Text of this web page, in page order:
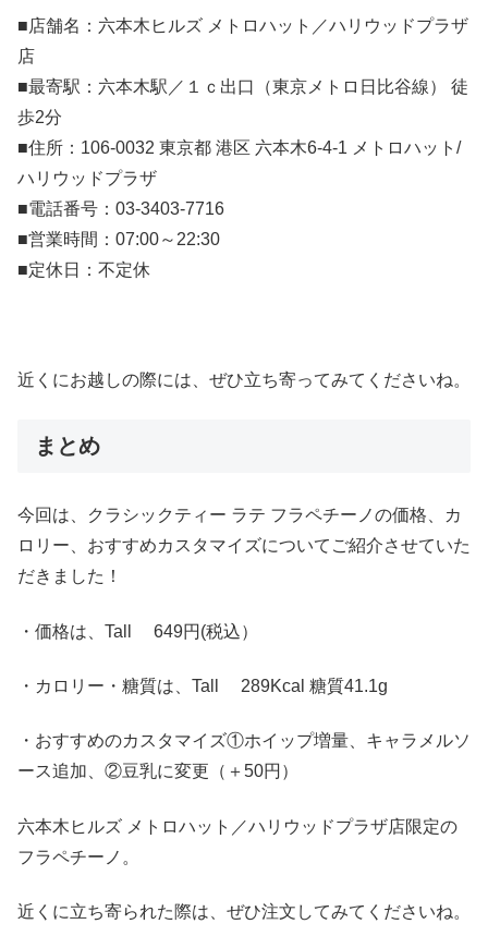
■店舗名：六本木ヒルズ メトロハット／ハリウッドプラザ
店
■最寄駅：六本木駅／１ｃ出口（東京メトロ日比谷線） 徒
歩2分
■住所：106-0032 東京都 港区 六本木6-4-1 メトロハット/
ハリウッドプラザ
■電話番号：03-3403-7716
■営業時間：07:00～22:30
■定休日：不定休
近くにお越しの際には、ぜひ立ち寄ってみてくださいね。
まとめ
今回は、クラシックティー ラテ フラペチーノの価格、カ
ロリー、おすすめカスタマイズについてご紹介させていた
だきました！
・価格は、Tall 649円(税込）
・カロリー・糖質は、Tall 289Kcal 糖質41.1g
・おすすめのカスタマイズ①ホイップ増量、キャラメルソ
ース追加、②豆乳に変更（＋50円）
六本木ヒルズ メトロハット／ハリウッドプラザ店限定の
フラペチーノ。
近くに立ち寄られた際は、ぜひ注文してみてくださいね。